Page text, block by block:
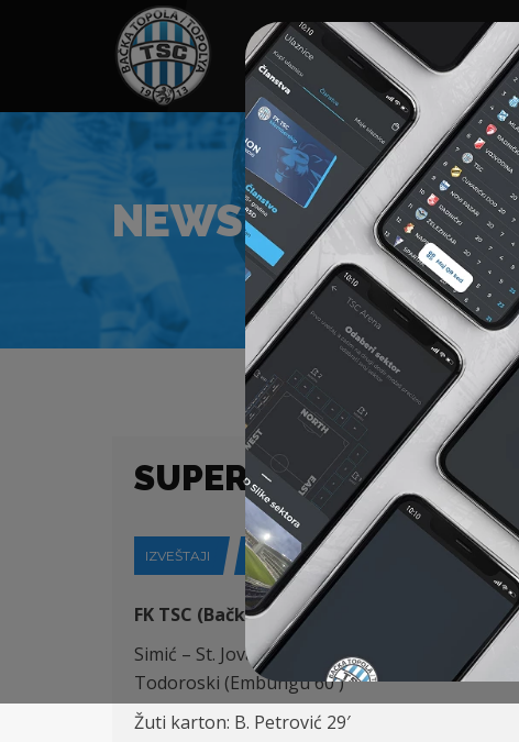
HOME SPONZORI NEWS
NEWS
SUPERLIGA (25/26)
IZVEŠTAJI 02-02-2026
FK TSC (Bačka Topola) – FK Vojvodina (Novi
Simić – St. Jovanović, Capan (Šatara 78′), Ru,
Todoroski (Embungu 60′)
Žuti karton: B. Petrović 29′